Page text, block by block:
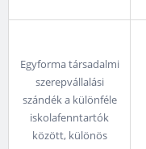
Egyforma társadalmi
szerepvállalási
szándék a különféle
iskolafenntartók
között, különös